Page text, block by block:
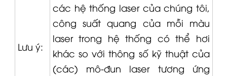
Lưu ý:
các hệ thống laser của chúng tôi,
công suất quang của mỗi màu
laser trong hệ thống có thể hơi
khác so với thông số kỹ thuật của
(các) mô-đun laser tương ứng